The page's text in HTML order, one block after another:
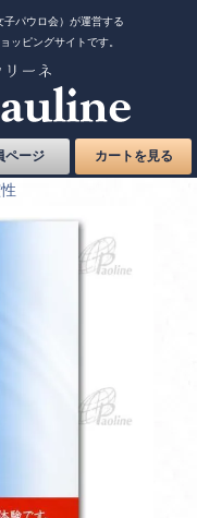
パウロ会）が運営する
ッピングサイトです。
ページ カートを見る